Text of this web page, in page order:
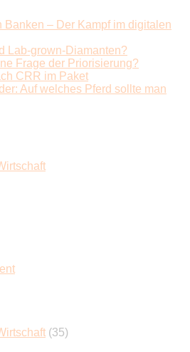
Banken – Der Kampf im digitalen
Lab-grown-Diamanten?
Frage der Priorisierung?
CRR im Paket
Auf welches Pferd sollte man
(35)